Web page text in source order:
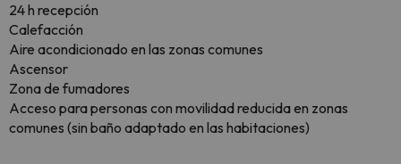
24 h recepción
Calefacción
Aire acondicionado en las zonas comunes
Ascensor
Zona de fumadores
Acceso para personas con movilidad reducida en zonas
comunes (sin baño adaptado en las habitaciones)